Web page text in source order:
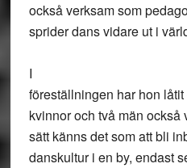
också verksam som
sprider dans vidare ut i
I
föreställningen har hon
kvinnor och två män också
sätt känns det som att bli
danskultur i en by, endast